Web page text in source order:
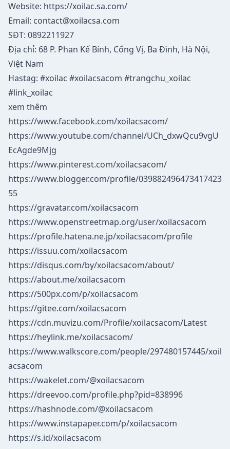
Website: https://xoilac.sa.com/
Email: contact@xoilacsa.com
SĐT: 0892211927
Địa chỉ: 68 P. Phan Kế Bính, Cống Vị, Ba Đình, Hà Nội,
Việt Nam
Hastag: #xoilac #xoilacsacom #trangchu_xoilac
#link_xoilac
xem thêm
https://www.facebook.com/xoilacsacom/
https://www.youtube.com/channel/UCh_dxwQcu9vgU
EcAgde9Mjg
https://www.pinterest.com/xoilacsacom/
https://www.blogger.com/profile/039882496473417423
55
https://gravatar.com/xoilacsacom
https://www.openstreetmap.org/user/xoilacsacom
https://profile.hatena.ne.jp/xoilacsacom/profile
https://issuu.com/xoilacsacom
https://disqus.com/by/xoilacsacom/about/
https://about.me/xoilacsacom
https://500px.com/p/xoilacsacom
https://gitee.com/xoilacsacom
https://cdn.muvizu.com/Profile/xoilacsacom/Latest
https://heylink.me/xoilacsacom/
https://www.walkscore.com/people/297480157445/xoil
acsacom
https://wakelet.com/@xoilacsacom
https://dreevoo.com/profile.php?pid=838996
https://hashnode.com/@xoilacsacom
https://www.instapaper.com/p/xoilacsacom
https://s.id/xoilacsacom